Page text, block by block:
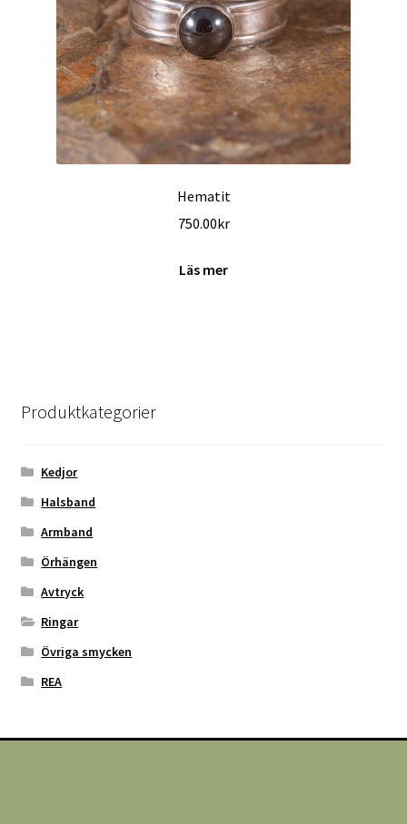
Hematit
750.00kr
Läs mer
Produktkategorier
Kedjor
Halsband
Armband
Örhängen
Avtryck
Ringar
Övriga smycken
REA